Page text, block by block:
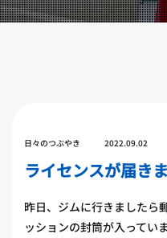
料
フィッ
日々のつぶやき 2022.09.02
ライセンスが届きま
昨日、ジムに行きましたら
ッションの封筒が入ってい